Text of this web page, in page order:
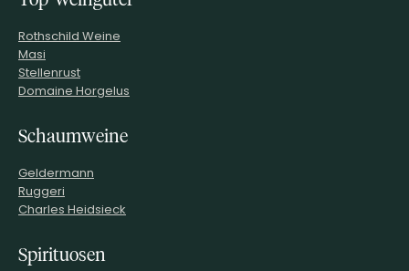
Rothschild Weine
Masi
Stellenrust
Domaine Horgelus
Schaumweine
Geldermann
Ruggeri
Charles Heidsieck
Spirituosen